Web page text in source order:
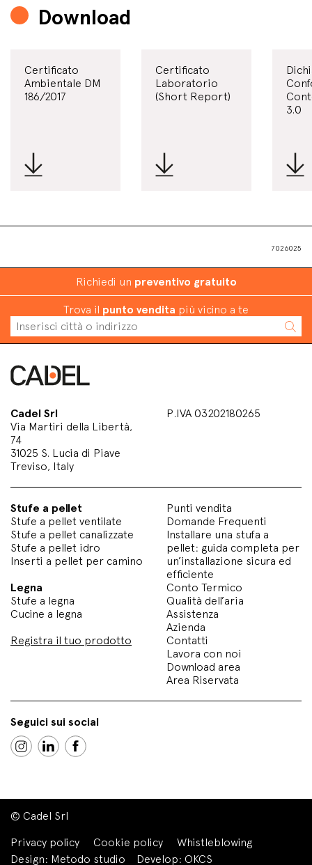
Download
Certificato
Ambientale DM
186/2017
Certificato
Laboratorio
(Short Report)
3.0
7026025
Richiedi un preventivo gratuito
Trova il punto vendita più vicino a te
Cadel Srl
Via Martiri della Libertà,
74
31025 S. Lucia di Piave
Treviso, Italy
P.IVA 03202180265
Stufe a pellet
Stufe a pellet ventilate
Stufe a pellet canalizzate
Stufe a pellet idro
Inserti a pellet per camino
Legna
Stufe a legna
Cucine a legna
Registra il tuo prodotto
Punti vendita
Domande Frequenti
Installare una stufa a
pellet: guida completa per
un’installazione sicura ed
efficiente
Conto Termico
Qualità dell’aria
Assistenza
Azienda
Contatti
Lavora con noi
Download area
Area Riservata
Seguici sui social
© Cadel Srl
Privacy policy
Cookie policy
Whistleblowing
Design: Metodo studio Develop: OKCS